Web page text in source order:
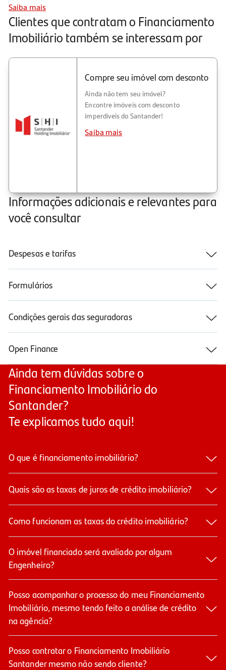
Saiba mais
Clientes que contratam o Financiamento
Imobiliário também se interessam por
Compre seu imóvel com desconto
Ainda não tem seu imóvel?
Encontre imóveis com desconto
imperdíveis do Santander!
Saiba mais
Informações adicionais e relevantes para
você consultar
Despesas e tarifas
Formulários
Condições gerais das seguradoras
Open Finance
Ainda tem dúvidas sobre o
Financiamento Imobiliário do
Santander?
Te explicamos tudo aqui!
O que é financiamento imobiliário?
Quais são as taxas de juros de crédito imobiliário?​
Como funcionam as taxas do crédito imobiliário?
O imóvel financiado será avaliado por algum
Engenheiro?
Posso acompanhar o processo do meu Financiamento
Imobiliário, mesmo tendo feito a análise de crédito
na agência?
Posso contratar o Financiamento Imobiliário
Santander mesmo não sendo cliente?